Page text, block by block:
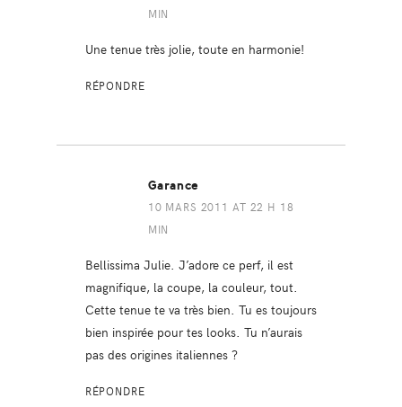
MIN
Une tenue très jolie, toute en harmonie!
RÉPONDRE
Garance
10 MARS 2011 AT 22 H 18
MIN
Bellissima Julie. J’adore ce perf, il est
magnifique, la coupe, la couleur, tout.
Cette tenue te va très bien. Tu es toujours
bien inspirée pour tes looks. Tu n’aurais
pas des origines italiennes ?
RÉPONDRE